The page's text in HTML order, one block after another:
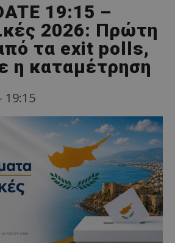
19:15 –
2026: Πρώτη
τα exit polls,
η καταμέτρηση
19:15